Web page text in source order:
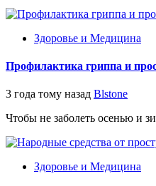
Здоровье и Медицина
Профилактика гриппа и
3 года тому назад Blstone
Чтобы не заболеть осенью и
Здоровье и Медицина